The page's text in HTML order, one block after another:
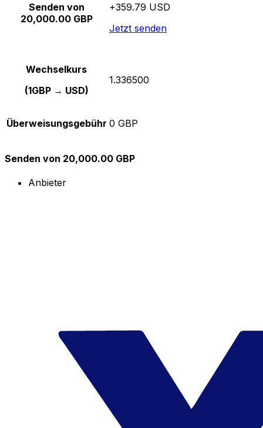
Senden von
20,000.00 GBP
+359.79 USD
Jetzt senden
Wechselkurs
(1GBP → USD)
1.336500
Überweisungsgebühr 0 GBP
Senden von 20,000.00 GBP
Anbieter